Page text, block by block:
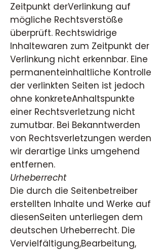
Zeitpunkt derVerlinkung auf
mögliche Rechtsverstöße
überprüft. Rechtswidrige
Inhaltewaren zum Zeitpunkt der
Verlinkung nicht erkennbar. Eine
permanenteinhaltliche Kontrolle
der verlinkten Seiten ist jedoch
ohne konkreteAnhaltspunkte
einer Rechtsverletzung nicht
zumutbar. Bei Bekanntwerden
von Rechtsverletzungen werden
wir derartige Links umgehend
entfernen.
Urheberrecht
Die durch die Seitenbetreiber
erstellten Inhalte und Werke auf
diesenSeiten unterliegen dem
deutschen Urheberrecht. Die
Vervielfältigung,Bearbeitung,